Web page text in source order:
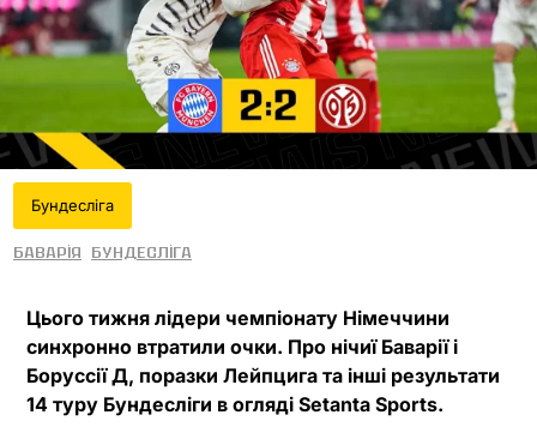
Бундесліга
Баварія Бундесліга
Цього тижня лідери чемпіонату Німеччини
синхронно втратили очки. Про нічиї Баварії і
Боруссії Д, поразки Лейпцига та інші результати
14 туру Бундесліги в огляді Setanta Sports.